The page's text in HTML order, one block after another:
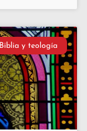
Biblia y teología